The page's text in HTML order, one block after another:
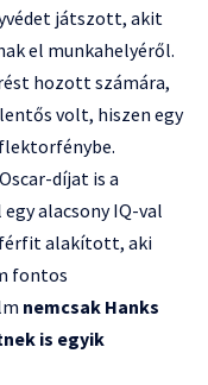
játszott, akit
el munkahelyéről.
hozott számára,
volt, hiszen egy
díjat is a
alacsony IQ-val
férfit alakított, aki
fontos
nemcsak Hanks
is egyik